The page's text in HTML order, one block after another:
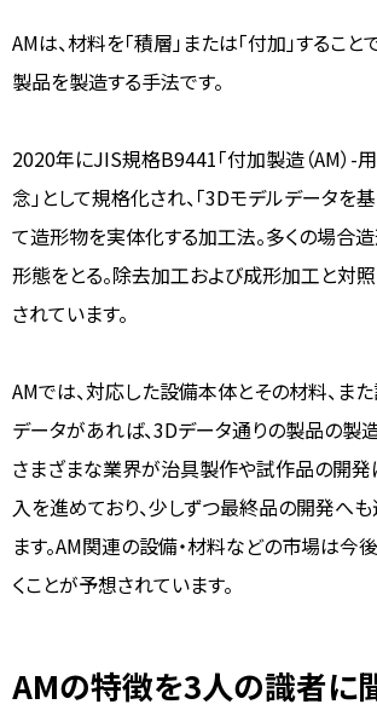
AMは、材料を「積層」または「付加」するこ
製品を製造する手法です。
2020年にJIS規格B9441「付加製造（AM）-
念」として規格化され、「3Dモデルデータを
て造形物を実体化する加工法。多くの場合
形態をとる。除去加工および成形加工と対
されています。
AMでは、対応した設備本体とその材料、ま
データがあれば、3Dデータ通りの製品の製
さまざまな業界が治具製作や試作品の開発
入を進めており、少しずつ最終品の開発へ
ます。AM関連の設備・材料などの市場は今
くことが予想されています。
AMの特徴を3人の識者に